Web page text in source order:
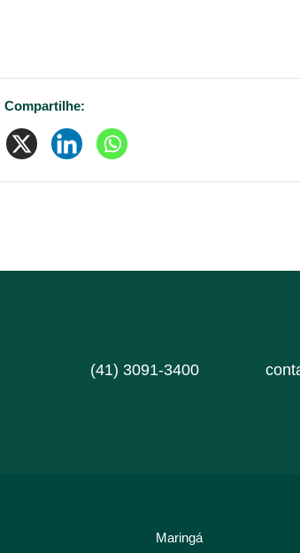
Compartilhe:
(41) 3091-3400
Maringá